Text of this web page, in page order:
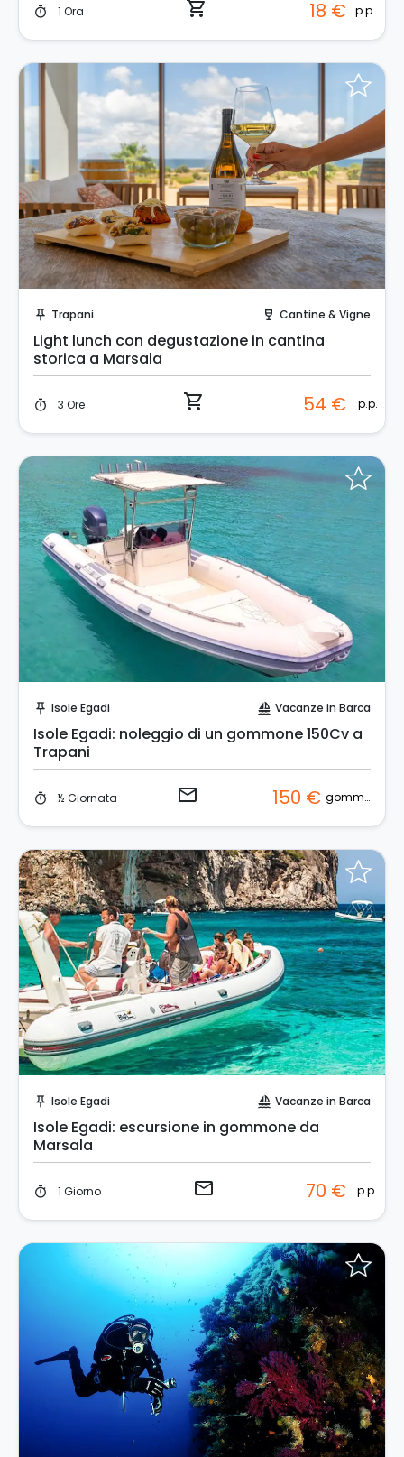
timer 1 Ora shopping_cart 18 € p.p.
push_pin Trapani wine_bar Cantine & Vigne
Light lunch con degustazione in cantina
storica a Marsala
timer 3 Ore shopping_cart 54 € p.p.
push_pin Isole Egadi sailing Vacanze in Barca
Isole Egadi: noleggio di un gommone 150Cv a
Trapani
timer ½ Giornata email 150 € gommone
push_pin Isole Egadi sailing Vacanze in Barca
Isole Egadi: escursione in gommone da
Marsala
timer 1 Giorno email 70 € p.p.